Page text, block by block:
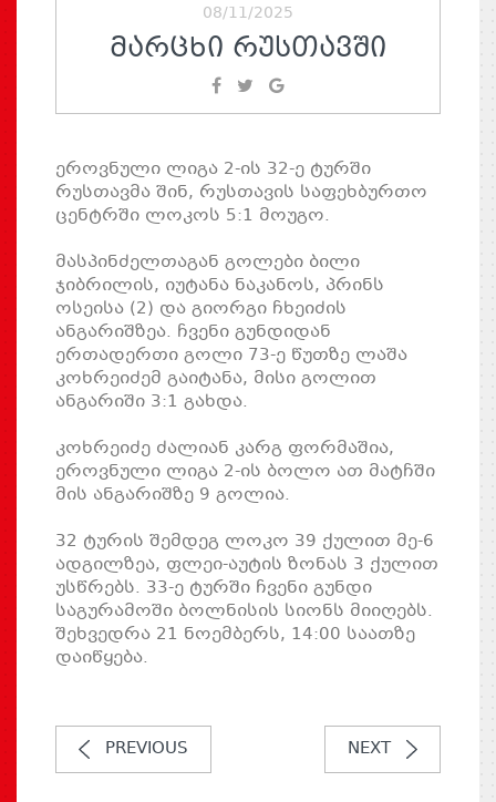
08/11/2025
ᲛᲐᲠᲪᲮᲘ ᲠᲣᲡᲗᲐᲕᲨᲘ
ეროვნული ლიგა 2-ის 32-ე ტურში
რუსთავმა შინ, რუსთავის საფეხბურთო
ცენტრში ლოკოს 5:1 მოუგო.
მასპინძელთაგან გოლები ბილი
ჯიბრილის, იუტანა ნაკანოს, პრინს
ოსეისა (2) და გიორგი ჩხეიძის
ანგარიშზეა. ჩვენი გუნდიდან
ერთადერთი გოლი 73-ე წუთზე ლაშა
კოხრეიძემ გაიტანა, მისი გოლით
ანგარიში 3:1 გახდა.
კოხრეიძე ძალიან კარგ ფორმაშია,
ეროვნული ლიგა 2-ის ბოლო ათ მატჩში
მის ანგარიშზე 9 გოლია.
32 ტურის შემდეგ ლოკო 39 ქულით მე-6
ადგილზეა, ფლეი-აუტის ზონას 3 ქულით
უსწრებს. 33-ე ტურში ჩვენი გუნდი
საგურამოში ბოლნისის სიონს მიიღებს.
შეხვედრა 21 ნოემბერს, 14:00 საათზე
დაიწყება.
PREVIOUS NEXT